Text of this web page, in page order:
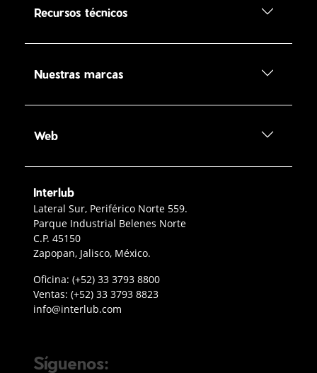
Recursos técnicos
Nuestras marcas
Web
Interlub
Contacto Interlub
Lateral Sur, Periférico Norte 559.
Parque Industrial Belenes Norte
C.P. 45150
Zapopan, Jalisco, México.
Oficina: Teléfono oficina Guadalajara
(+52) 33 3793 8800
Ventas: Teléfono ventas
(+52) 33 3793 8823
Enviar correo a Interlub
info@interlub.com
Síguenos: